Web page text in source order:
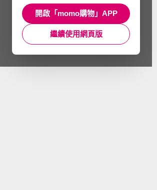
開啟「momo購物」APP
繼續使用網頁版